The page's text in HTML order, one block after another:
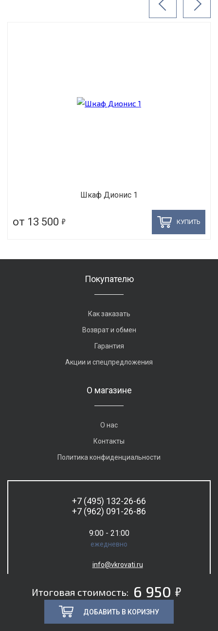
Итоговая стоимость: 6 950 5
ДОБАВИТЬ В КОРИЗНУ
Шкаф Дионис 1
от 13 500 5 КУПИТЬ
Покупателю
Как заказать
Возврат и обмен
Гарантия
Акции и спецпредложения
О магазине
О нас
Контакты
Политика конфиденциальности
+7 (495) 132-26-66
+7 (962) 091-26-86
9:00 - 21:00
ежедневно
info@vkrovati.ru
© 2026. Все права защищены